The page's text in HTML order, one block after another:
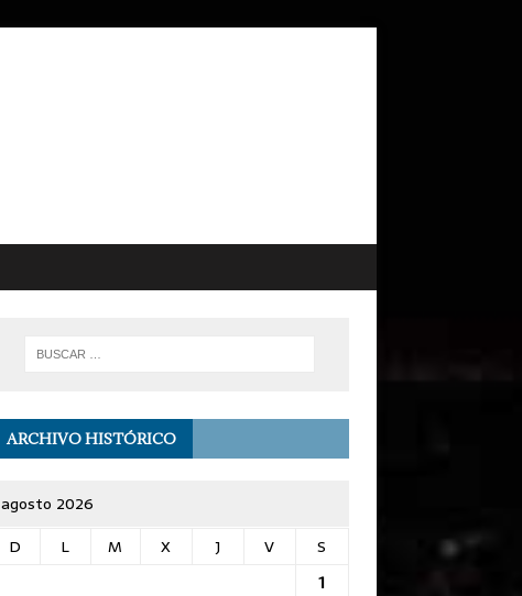
ARCHIVO HISTÓRICO
agosto 2026
D
L M X J V
S
1